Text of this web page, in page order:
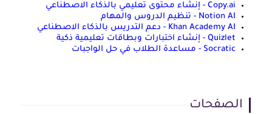
Copy.ai - إنشاء محتوى تعليمي بالذكاء الاصطناعي
Notion AI - تنظيم الدروس والمهام
Khan Academy AI - دعم التدريس بالذكاء الاصطناعي
Quizlet - إنشاء اختبارات وبطاقات تعليمية ذكية
Socratic - مساعدة الطلاب في حل الواجبات
الصفحات